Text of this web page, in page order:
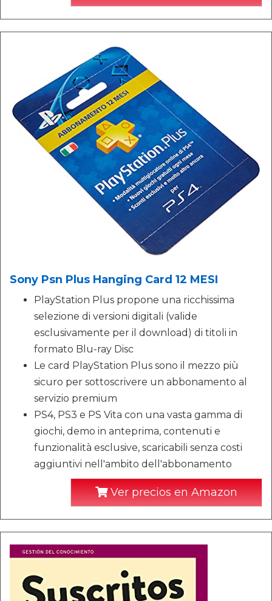
Sony Psn Plus Hanging Card 12 MESI
PlayStation Plus propone una ricchissima
selezione di versioni digitali (valide
esclusivamente per il download) di titoli in
formato Blu-ray Disc
Le card PlayStation Plus sono il mezzo più
sicuro per sottoscrivere un abbonamento al
servizio premium
PS4, PS3 e PS Vita con una vasta gamma di
giochi, demo in anteprima, contenuti e
funzionalità esclusive, scaricabili senza costi
aggiuntivi nell'ambito dell'abbonamento
Ver precios en Amazon